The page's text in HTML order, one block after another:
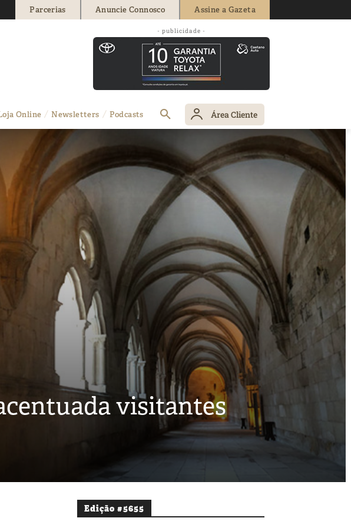
Parcerias Anuncie Connosco Assine a Gazeta
- publicidade -
Online Newsletters Podcasts Área Cliente
visitantes
Edição #5655